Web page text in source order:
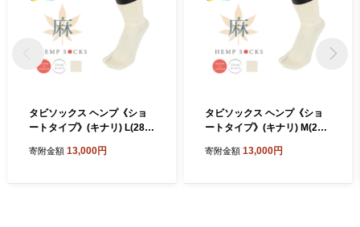
タビソックス ヘンプ《ショ
ートタイプ》(キナリ) L(28-3
ビ 足袋 麻 [3343]
寄附金額 13,000円
タビソックス ヘンプ《ショ
ートタイプ》(キナリ) M(25-
ビ 足袋 麻 [3342]
寄附金額 13,000円